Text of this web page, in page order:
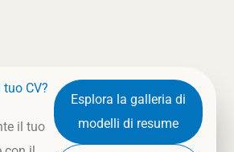
CV?
il tuo
Esplora la galleria di
modelli di resume